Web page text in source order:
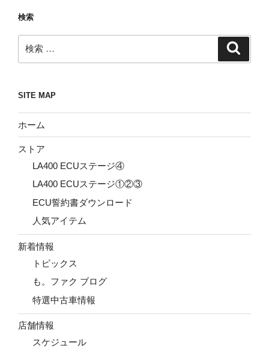
検索
索:
SITE MAP
ホーム
ストア
LA400 ECUステージ④
LA400 ECUステージ①②③
ECU誓約書ダウンロード
人気アイテム
新着情報
トピックス
も。ファク ブログ
特選中古車情報
店舗情報
スケジュール